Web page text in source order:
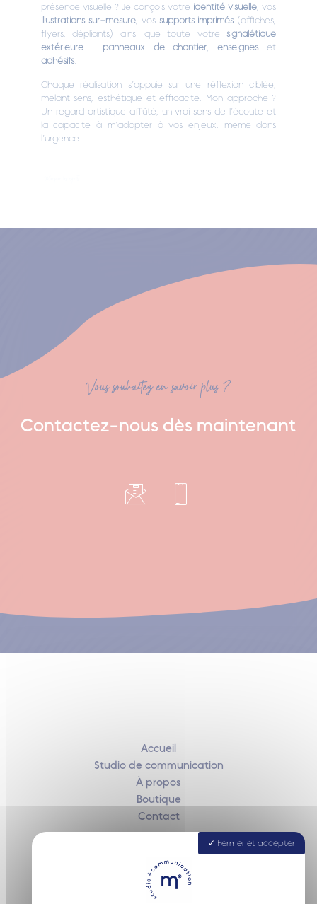
présence visuelle ? Je conçois votre identité visuelle, vos
illustrations sur-mesure, vos supports imprimés (affiches,
flyers, dépliants) ainsi que toute votre signalétique
extérieure: panneaux de chantier,enseignes et
adhésifs.
Chaque réalisation s’appuie sur une réflexion ciblée,
mêlant sens, esthétique et efficacité. Mon approche ?
Un regard artistique affûté, un vrai sens de l’écoute et
la capacité à m’adapter à vos enjeux, même dans
l’urgence.
Vous souhaitez en savoir plus ?
Contactez-nous dès maintenant
Accueil
Studio de communication
À propos
Boutique
Contact
Fermer et accepter